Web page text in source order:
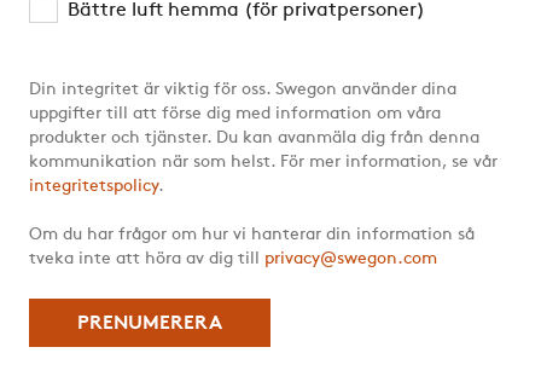
Bättre luft hemma (för privatpersoner)
Din integritet är viktig för oss. Swegon använder dina
uppgifter till att förse dig med information om våra
produkter och tjänster. Du kan avanmäla dig från denna
kommunikation när som helst. För mer information, se vår
integritetspolicy.
Om du har frågor om hur vi hanterar din information så
tveka inte att höra av dig till privacy@swegon.com